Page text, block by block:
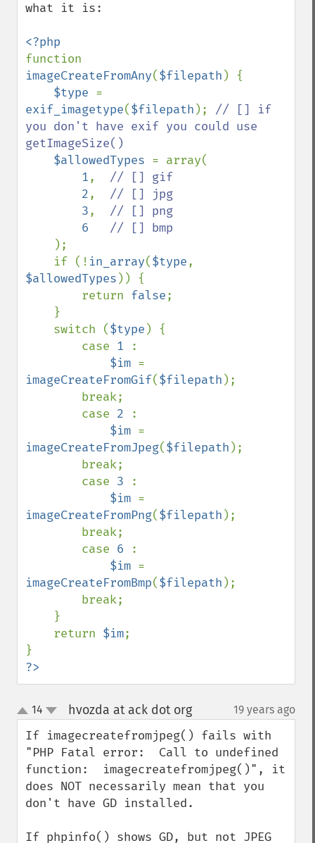
what it is:
imageCreateFromAny($filepath ) {
$type
exif_imagetype($filepath ); // [] if
you don't have exif you could use
getImageSize()
$allowedTypes = array(
1, // [] gif
2, // [] jpg
3, // [] png
6 // [] bmp
);
    if (!
in_array($type
$allowedTypes )) {
        return
false;
    switch (
$type ) {
        case
1
:
$im
imageCreateFromGif($filepath );
        case
2
:
$im
imageCreateFromJpeg($filepath );
        case
3
:
$im
imageCreateFromPng($filepath );
        case
6
:
$im
imageCreateFromBmp($filepath );
    return
$im;
?>
up
down
14 hvozda at ack dot org¶ 19 years ago
If imagecreatefromjpeg() fails with
"PHP Fatal error:  Call to undefined
function:  imagecreatefromjpeg()", it
does NOT necessarily mean that you
don't have GD installed.
If phpinfo() shows GD, but not JPEG